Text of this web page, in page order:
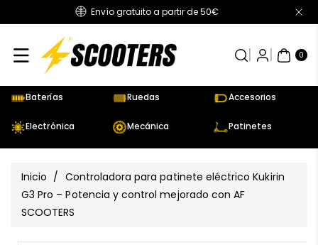
Envío gratuito a partir de 50€
0
AR
TÍC
UL
Baterías Ruedas Accesorios
Electrónica Mecánica Patinetes
Inicio / Controladora para patinete eléctrico Kukirin
G3 Pro – Potencia y control mejorado con AF
SCOOTERS